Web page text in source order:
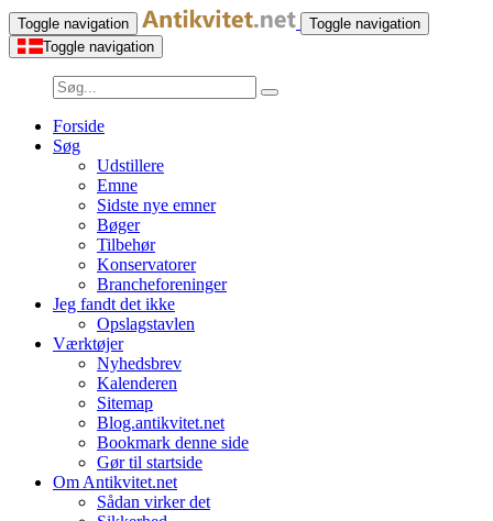
Toggle navigation
Toggle navigation
Toggle navigation
Forside
Søg
Udstillere
Emne
Sidste nye emner
Bøger
Tilbehør
Konservatorer
Brancheforeninger
Jeg fandt det ikke
Opslagstavlen
Værktøjer
Nyhedsbrev
Kalenderen
Sitemap
Blog.antikvitet.net
Bookmark denne side
Gør til startside
Om Antikvitet.net
Sådan virker det